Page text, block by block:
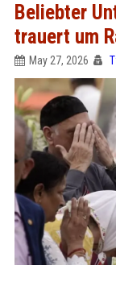
Beliebter
trauert um
May 27, 2026